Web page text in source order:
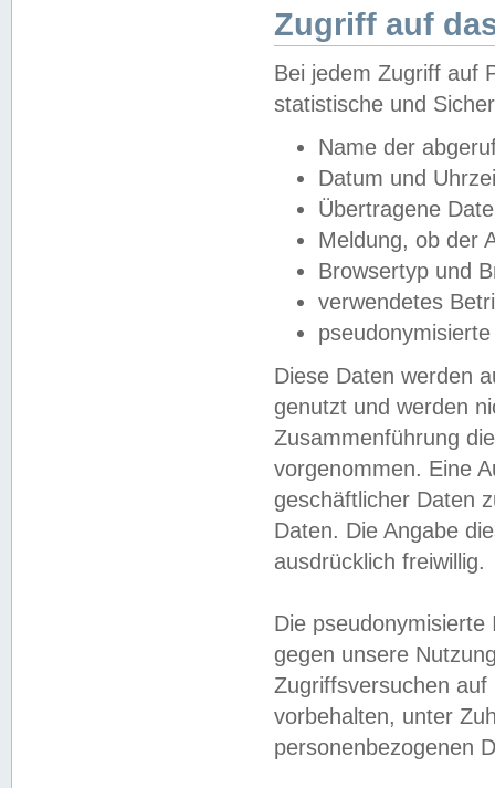
Zugriff auf
Bei jedem Zugriff auf
statistische und
Name der
Datum und
Übertragene
Meldung, ob der
Browsertyp und
verwendetes
Diese Daten werden
genutzt und werden
Zusammenführung
vorgenommen. Eine
geschäftlicher Daten
Daten. Die Angabe
ausdrücklich freiwillig.
Die
gegen unsere
Zugriffsversuchen
vorbehalten, unter
personenbezogenen